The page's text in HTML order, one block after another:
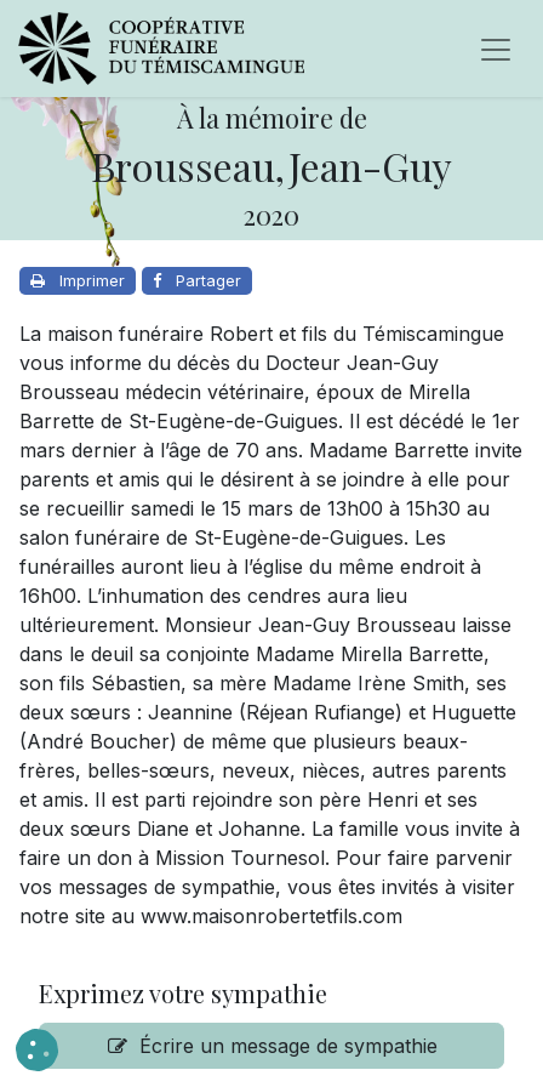
À la mémoire de
Brousseau,Jean-Guy
2020
Imprimer Partager
La maison funéraire Robert et fils du Témiscamingue
vous informe du décès du Docteur Jean-Guy
Brousseau médecin vétérinaire, époux de Mirella
Barrette de St-Eugène-de-Guigues. Il est décédé le 1er
mars dernier à l’âge de 70 ans. Madame Barrette invite
parents et amis qui le désirent à se joindre à elle pour
se recueillir samedi le 15 mars de 13h00 à 15h30 au
salon funéraire de St-Eugène-de-Guigues. Les
funérailles auront lieu à l’église du même endroit à
16h00. L’inhumation des cendres aura lieu
ultérieurement. Monsieur Jean-Guy Brousseau laisse
dans le deuil sa conjointe Madame Mirella Barrette,
son fils Sébastien, sa mère Madame Irène Smith, ses
deux sœurs : Jeannine (Réjean Rufiange) et Huguette
(André Boucher) de même que plusieurs beaux-
frères, belles-sœurs, neveux, nièces, autres parents
et amis. Il est parti rejoindre son père Henri et ses
deux sœurs Diane et Johanne. La famille vous invite à
faire un don à Mission Tournesol. Pour faire parvenir
vos messages de sympathie, vous êtes invités à visiter
notre site au www.maisonrobertetfils.com
Exprimez votre sympathie
Écrire un message de sympathie